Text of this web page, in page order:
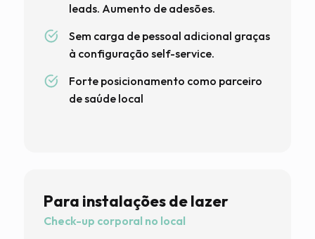
leads. Aumento de adesões.
Sem carga de pessoal adicional graças
à configuração self-service.
Forte posicionamento como parceiro
de saúde local
Para instalações de lazer
Check-up corporal no local